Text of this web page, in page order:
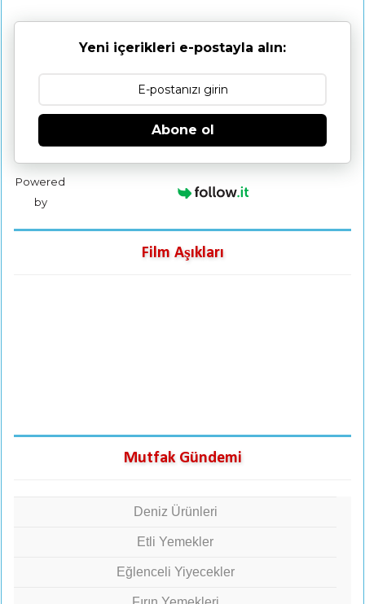
Yeni içerikleri e-postayla alın:
Abone ol
Powered
by
Film Aşıkları
Mutfak Gündemi
Deniz Ürünleri
Etli Yemekler
Eğlenceli Yiyecekler